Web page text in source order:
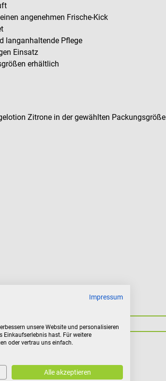
angenehmen Frische-Kick
langanhaltende Pflege
Einsatz
erhältlich
Zitrone in der gewählten Packungsgröße
Impressum
unsere Website und personalisieren
Einkaufserlebnis hast. Für weitere
oder vertrau uns einfach.
Alle akzeptieren